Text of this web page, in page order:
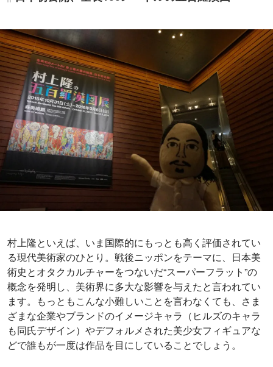
村上隆といえば、いま国際的にもっとも高く評価されてい
る現代美術家のひとり。戦後ニッポンをテーマに、日本美
術史とオタクカルチャーをつないだ“スーパーフラット”の
概念を発明し、美術界に多大な影響を与えたと言われてい
ます。もっともこんな小難しいことを言わなくても、さま
ざまな企業やブランドのイメージキャラ（ヒルズのキャラ
も同氏デザイン）やデフォルメされた美少女フィギュアな
どで誰もが一度は作品を目にしていることでしょう。